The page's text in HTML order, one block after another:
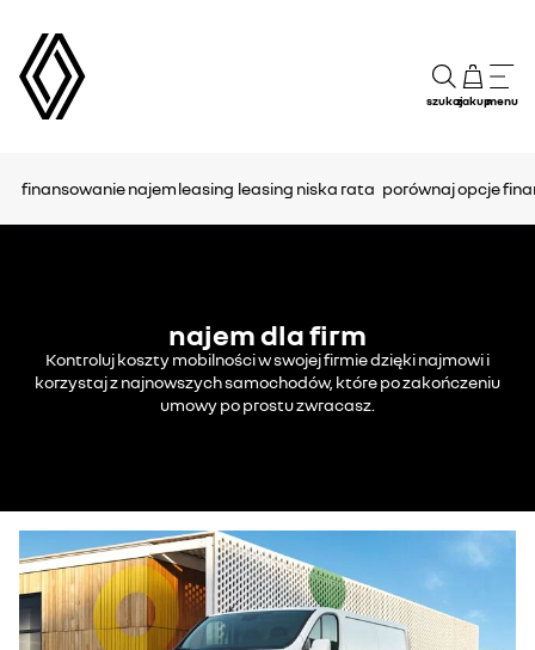
szukajzakupmenu
finansowanie najemleasing leasing niska rata porównaj opcje
najem dla firm
Kontroluj koszty mobilności w swojej firmie dzięki najmowi i
korzystaj z najnowszych samochodów, które po zakończeniu
umowy po prostu zwracasz.